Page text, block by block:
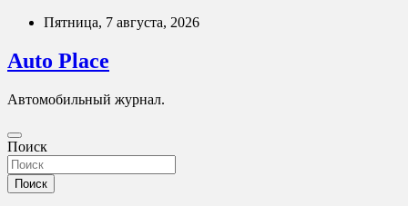
Перейти
содержимому
Пятница, 7 августа, 2026
Auto Place
Автомобильный журнал.
Поиск
Поиск